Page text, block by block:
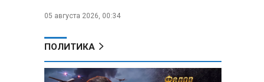
05 августа 2026, 00:34
ПОЛИТИКА